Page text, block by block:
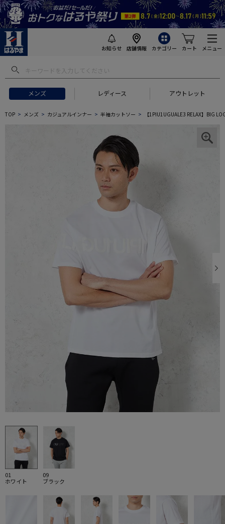
お知らせ 店舗情報 カテゴリー カート メニュー
メンズ レディース アウトレット
TOP メンズ カジュアルインナー 半袖カットソー 【1PIU1UGUALE3 RELAX】BIG
01
ホワイト
09
ブラック